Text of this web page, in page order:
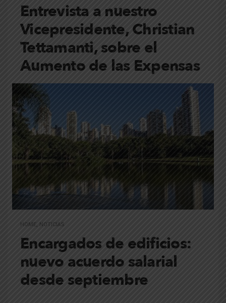
Entrevista a nuestro
Vicepresidente, Christian
Tettamanti, sobre el
Aumento de las Expensas
HOME, NOTICIAS
Encargados de edificios:
nuevo acuerdo salarial
desde septiembre